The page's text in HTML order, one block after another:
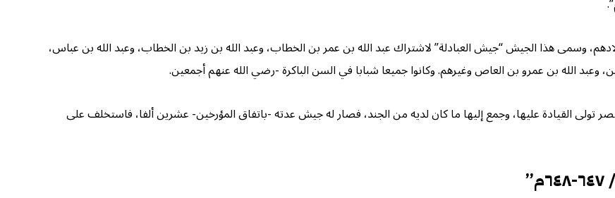
وسمى هذا الجيش “جيش العبادلة” لاشتراك عبد الله بن عمر بن الخطاب، وعبد الله بن زيد بن الخطاب، وعبد الله بن عباس،
وعبد الله بن عمرو بن العاص وغيرهم. وكانوا جميعا شبابا في السن الباكرة -رضي الله عنهم أجمعين.
القيادة عليها، وجمع إليها ما كان لديه من الجند، فصار له جيش عدته -باتفاق المؤرخين- عشرين ألفا، فاستخلف على